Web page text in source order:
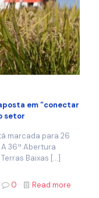
em “conectar
setor
marcada para 26
36ª Abertura
Baixas […]
0 Read more